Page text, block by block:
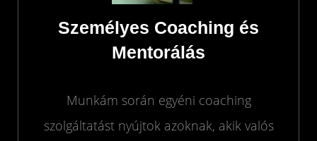
Személyes Coaching és
Mentorálás
Munkám során egyéni coaching
szolgáltatást nyújtok azoknak, akik valós